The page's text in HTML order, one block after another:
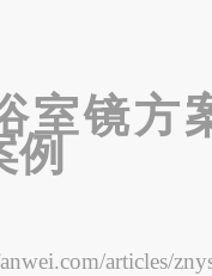
室镜方
例
articles/